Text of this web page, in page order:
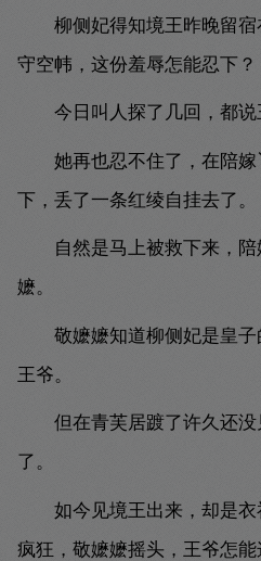
柳侧妃得知境王昨晚留
守空帏，这份羞辱怎能忍下？
今日叫人探了几回，都说
她再也忍不住了，在陪
下，丢了一条红绫自挂去了。
自然是马上被救下来，
嬷。
敬嬷嬷知道柳侧妃是皇
王爷。
但在青芙居踱了许久还
了。
如今见境王出来，却是
疯狂，敬嬷嬷摇头，王爷怎能